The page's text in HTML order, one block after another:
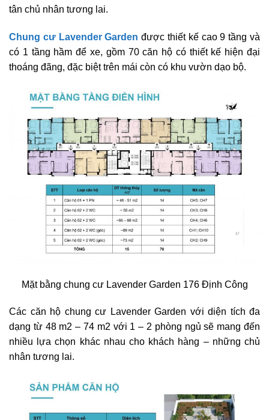
tân chủ nhân tương lai.
Chung cư Lavender Garden được thiết kế cao 9 tầng và
có 1 tầng hầm để xe, gồm 70 căn hộ có thiết kế hiện đại
thoáng đãng, đặc biệt trên mái còn có khu vườn dạo bộ.
Mặt bằng chung cư Lavender Garden 176 Định Công
Các căn hộ chung cư Lavender Garden với diện tích đa
dạng từ 48 m2 – 74 m2 với 1 – 2 phòng ngủ sẽ mang đến
nhiều lựa chọn khác nhau cho khách hàng – những chủ
nhân tương lai.